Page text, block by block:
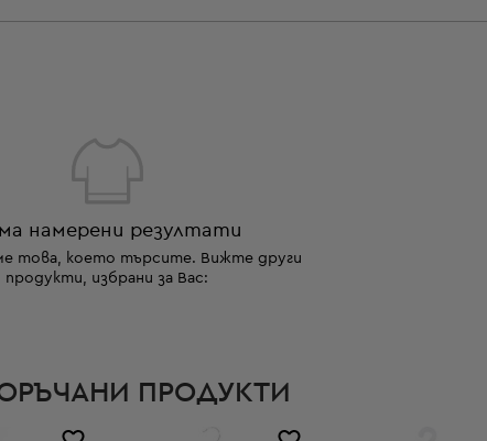
намерени резултати
това, което търсите. Вижте други
продукти, избрани за Вас:
ПРОДУКТИ